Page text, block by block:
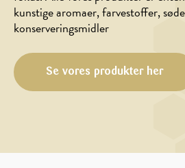
kunstige aromaer, farvestoffer,
konserveringsmidler
Se vores produkter her